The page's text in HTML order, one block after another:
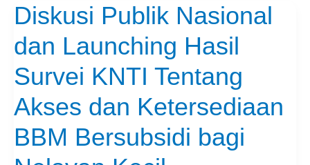
Diskusi Publik Nasional
dan Launching Hasil
Survei KNTI Tentang
Akses dan Ketersediaan
BBM Bersubsidi bagi
Diskusi
Publik
Nasional
Launching
Survei
KNTI
Tentang